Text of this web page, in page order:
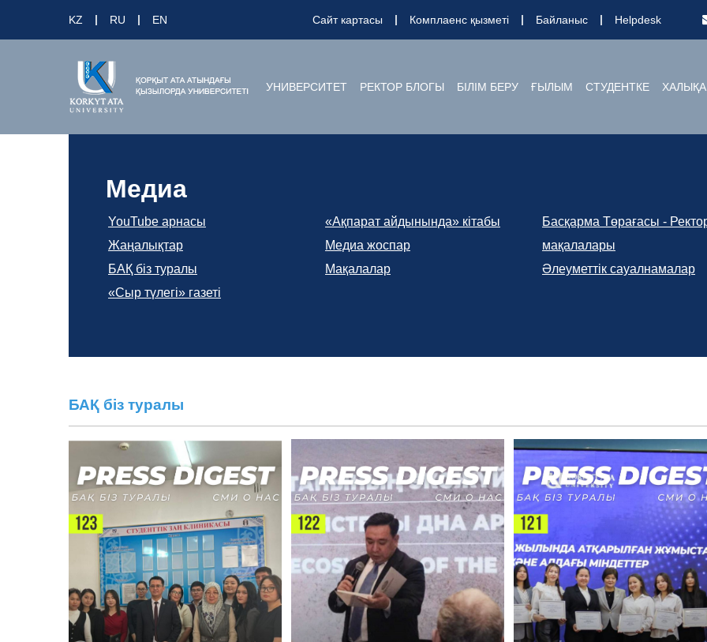
KZ RU EN Сайт картасы Комплаенс қызметі Байланыс Helpdesk
УНИВЕРСИТЕТ РЕКТОР БЛОГЫ БІЛІМ БЕРУ ҒЫЛЫМ СТУДЕНТКЕ
Медиа
YouTube арнасы
Жаңалықтар
БАҚ біз туралы
«Сыр түлегі» газеті
«Ақпарат айдынында» кітабы
Медиа жоспар
Мақалалар
Басқарма Төрағасы -
мақалалары
Әлеуметтік сауалнамалар
БАҚ біз туралы